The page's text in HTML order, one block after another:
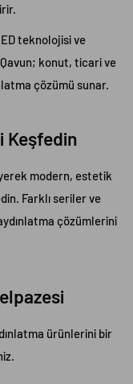
teknolojisi ve
Qavun; konut, ticari ve
çözümü sunar.
Keşfedin
modern, estetik
Farklı seriler ve
çözümlerini
ürünlerini bir